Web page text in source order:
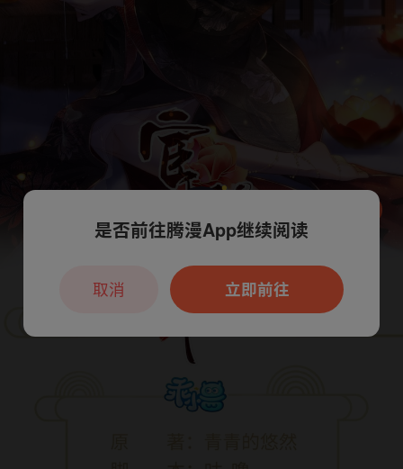
本章节仅支持App阅读，可打开App新用
户7天免费看
是否前往腾漫App继续阅读
立即前往
取消